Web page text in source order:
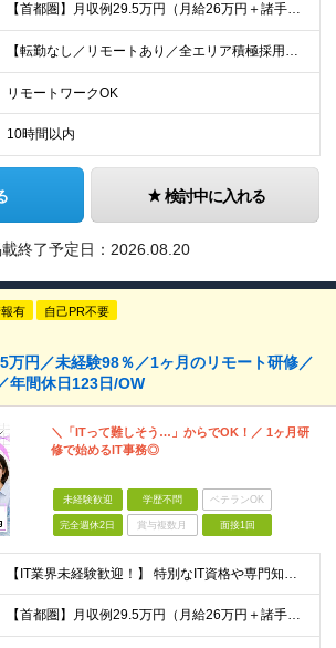
【首都圏】月収例29.5万円（月給26万円＋諸手当） 【東海・関西】月収例28.5万円（月給25万円＋諸手当） 【九州】月収例26万円（月給23万円＋諸手当） ※経験・スキル・前職給与を踏まえ、総合
【転勤なし／リモートあり／全エリア積極採用】 ・大手企業のプロジェクト中心 ・勤務エリアや配属先は希望を考慮 ・研修はリモートメインで実施 ・UIターン歓迎 ＜主なエリア＞ ■首都圏…東京・神奈川・
リモートワークOK
10時間以内
検討中に入れる
終了予定日： 2026.08.20
有 自己PR不要
万円／未経験98％／1ヶ月のリモート研修／
年間休日123日/OW
＼「ITって難しそう…」からでOK！／ 1ヶ月研
修で始めるIT事務◎
未経験歓迎 学歴不問 ベテランOK
完全週休2日 賞与複数月 面接1回
【IT業界未経験歓迎！】 特別なIT資格や専門知識は必要ありません。 ・学歴不問（文系・理系不問） ・第二新卒、既卒の方も歓迎 ・20代を中心に幅広い年代が活躍中 ・基本的なPC操作ができる方 ・タ
【首都圏】月収例29.5万円（月給26万円＋諸手当） 【東海・関西】月収例28.5万円（月給25万円＋諸手当） 【九州】月収例26万円（月給23万円＋諸手当） ※経験・スキル・前職給与を踏まえ、総合